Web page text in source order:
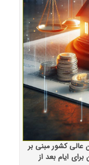
دیوان عالی کشور مبنی بر
ایام بعد از